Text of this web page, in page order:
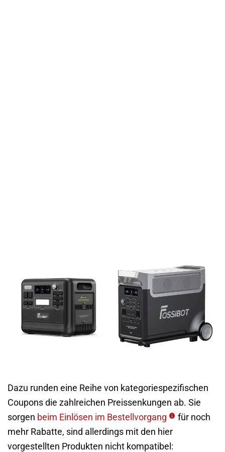
Dazu runden eine Reihe von kategoriespezifischen
Coupons die zahlreichen Preissenkungen ab. Sie
sorgen beim Einlösen im Bestellvorgang
für noch
mehr Rabatte, sind allerdings mit den hier
vorgestellten Produkten nicht kompatibel: